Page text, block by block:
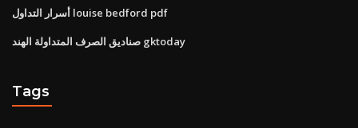
أسرار التداول louise bedford pdf
صناديق الصرف المتداولة الهند gktoday
Tags